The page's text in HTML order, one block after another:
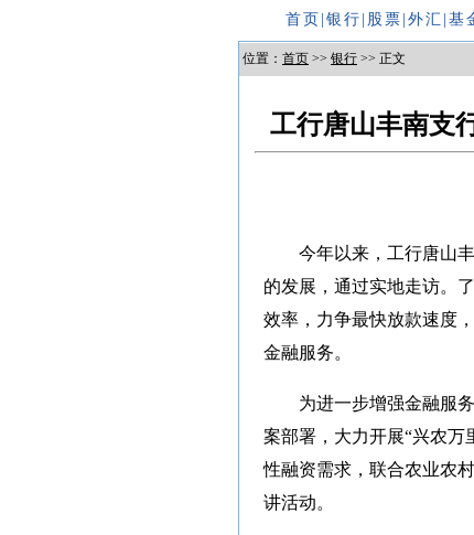
首页 银行 股票 外汇 基
位置： 首页 >> 银行 >> 正文
工行唐山丰南支
今年以来，工行唐山
的发展，通过实地走访。
效率，力争最快放款速度
金融服务。
为进一步增强金融服
案部署，大力开展“兴农万
性融资需求，联合农业农
讲活动。